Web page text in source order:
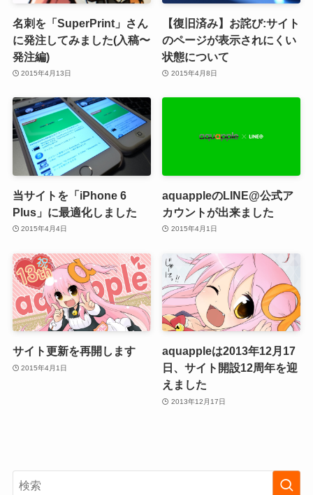
名刺を「SuperPrint」さん
に発注してみました(入稿〜
発注編)
2015年4月13日
【復旧済み】お詫び:サイト
のページが表示されにくい
状態について
2015年4月8日
当サイトを「iPhone 6
Plus」に最適化しました
2015年4月4日
aquappleのLINE@公式ア
カウントが出来ました
2015年4月1日
サイト更新を再開します
2015年4月1日
aquappleは2013年12月17
日、サイト開設12周年を迎
えました
2013年12月17日